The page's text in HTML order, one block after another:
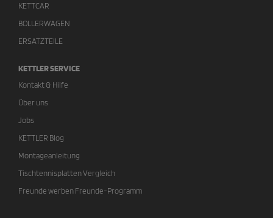
KETTCAR
BOLLERWAGEN
ERSATZTEILE
KETTLER SERVICE
Kontakt & Hilfe
Über uns
Jobs
KETTLER Blog
Montageanleitung
Tischtennisplatten Vergleich
Freunde werben Freunde-Programm